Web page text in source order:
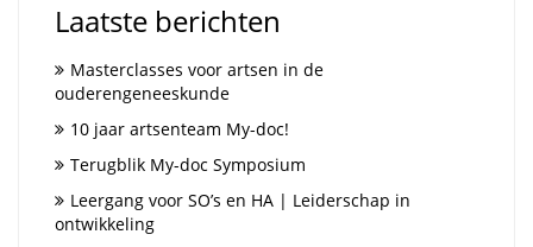
Laatste berichten
Masterclasses voor artsen in de
ouderengeneeskunde
10 jaar artsenteam My-doc!
Terugblik My-doc Symposium
Leergang voor SO’s en HA | Leiderschap in
ontwikkeling